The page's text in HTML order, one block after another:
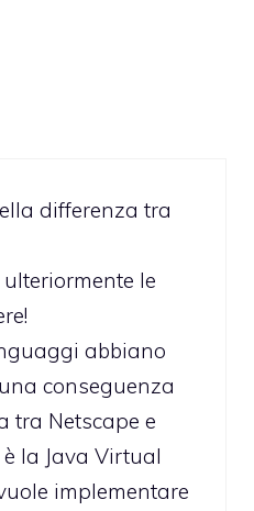
differenza tra
le
abbiano
conseguenza
tra Netscape e
la Java Virtual
implementare